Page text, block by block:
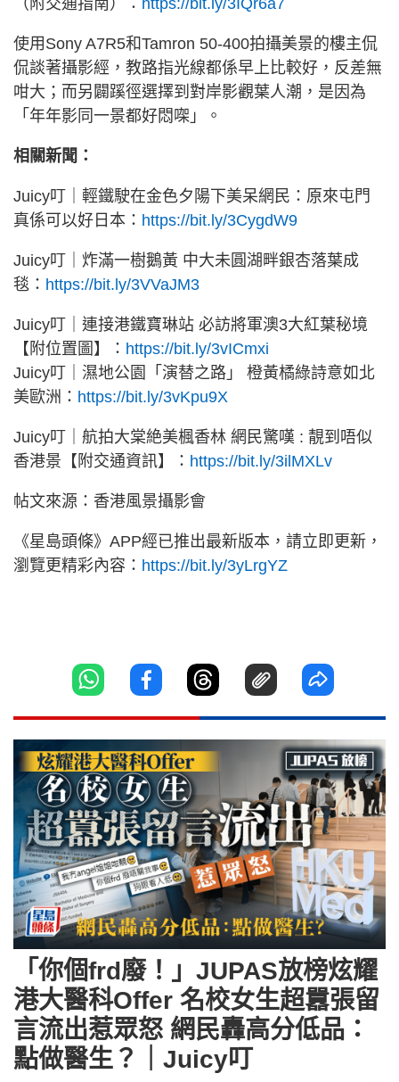
（附交通指南）： https://bit.ly/3IQr6a7
使用Sony A7R5和Tamron 50-400拍攝美景的樓主侃
侃談著攝影經，教路指光線都係早上比較好，反差無
咁大；而另闢蹊徑選擇到對岸影觀葉人潮，是因為
「年年影同一景都好悶㗎」。
相關新聞：
Juicy叮｜輕鐵駛在金色夕陽下美呆網民：原來屯門
真係可以好日本： https://bit.ly/3CygdW9
Juicy叮｜炸滿一樹鵝黃 中大未圓湖畔銀杏落葉成
毯： https://bit.ly/3VVaJM3
Juicy叮｜連接港鐵寶琳站 必訪將軍澳3大紅葉秘境
【附位置圖】： https://bit.ly/3vICmxi
Juicy叮｜濕地公園「演替之路」 橙黃橘綠詩意如北
美歐洲： https://bit.ly/3vKpu9X
Juicy叮｜航拍大棠絶美楓香林 網民驚嘆 : 靚到唔似
香港景【附交通資訊】： https://bit.ly/3ilMXLv
帖文來源：香港風景攝影會
《星島頭條》APP經已推出最新版本，請立即更新，
瀏覽更精彩內容： https://bit.ly/3yLrgYZ
「你個frd廢！」JUPAS放榜炫耀
港大醫科Offer 名校女生超囂張留
言流出惹眾怒 網民轟高分低品：
點做醫生？｜Juicy叮